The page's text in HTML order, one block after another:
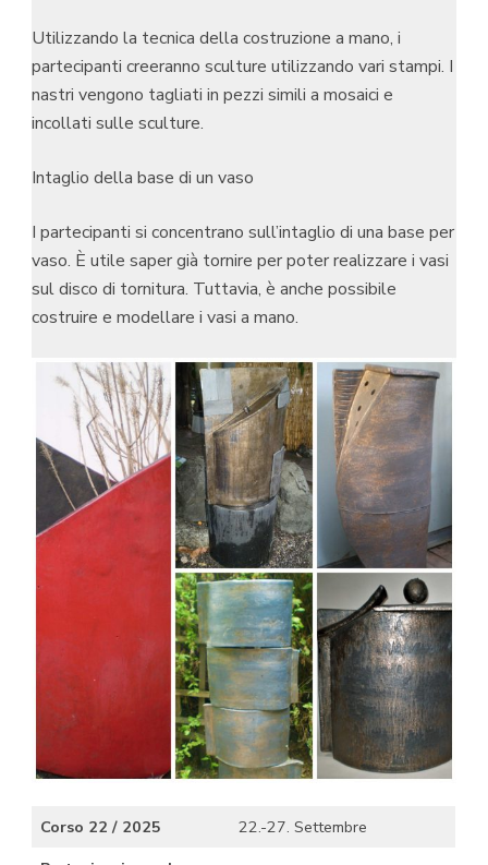
Utilizzando la tecnica della costruzione a mano, i
partecipanti creeranno sculture utilizzando vari stampi. I
nastri vengono tagliati in pezzi simili a mosaici e
incollati sulle sculture.
Intaglio della base di un vaso
I partecipanti si concentrano sull’intaglio di una base per
vaso. È utile saper già tornire per poter realizzare i vasi
sul disco di tornitura. Tuttavia, è anche possibile
costruire e modellare i vasi a mano.
Corso 22 / 2025
22.-27. Settembre